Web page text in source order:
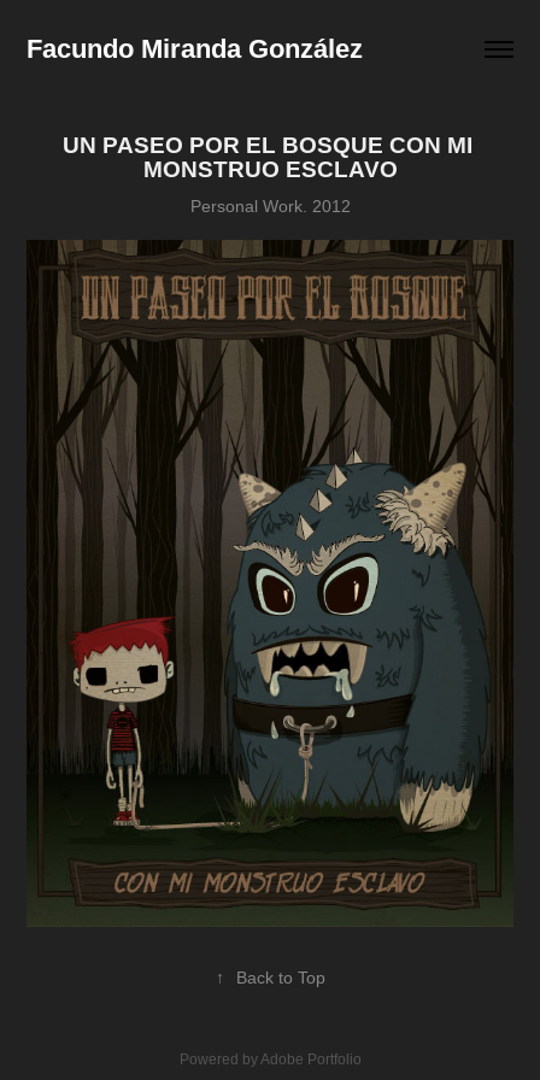
Facundo Miranda González
UN PASEO POR EL BOSQUE CON MI
MONSTRUO ESCLAVO
Personal Work. 2012
↑ Back to Top
Powered byAdobe Portfolio